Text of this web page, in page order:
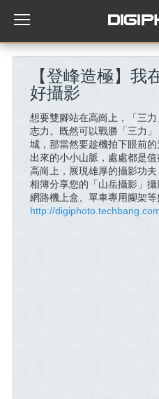
【登峰造極】我
好攝影
想要雙腳站在高崗上，「三
志力。既然可以戰勝「三力
城，那當然要趁機拍下眼前
出來的小小山脈，處處都是
高崗上，展現雄厚的攝影功
相簿分享您的「山岳攝影」
網路機上盒、單車專用腳架等
http://